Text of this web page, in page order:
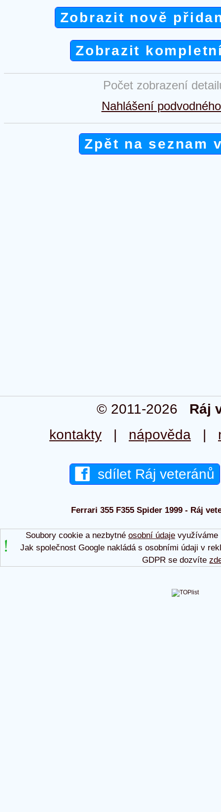
Zobrazit nově
Zobrazit
Počet zobrazení
Nahlášení
Zpět na seznam
© 2011-2026 Ráj
kontakty | nápověda |
sdílet Ráj veteránů
Ferrari 355 F355 Spider 1999 - Ráj
Soubory cookie a nezbytné osobní údajevyužíváme
Jak společnost Google nakládá s osobními údaji v
GDPR se dozvíte